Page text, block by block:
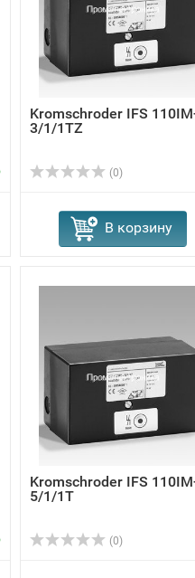
Kromschroder IFS
3/1/1TZ
(0)
В корзину
Kromschroder IFS
5/1/1T
(0)